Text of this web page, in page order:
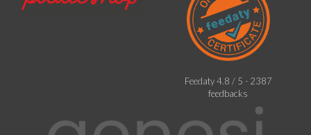
Feedaty4.8 / 5 - 2387
feedbacks